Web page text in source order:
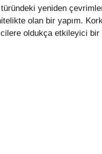
yeniden
olan bir yapım.
oldukça etkileyici bir